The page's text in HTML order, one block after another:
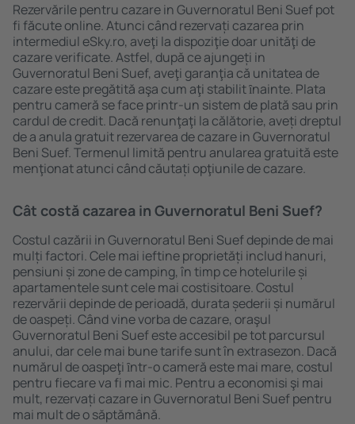
Rezervările pentru cazare in Guvernoratul Beni Suef pot
fi făcute online. Atunci când rezervați cazarea prin
intermediul eSky.ro, aveţi la dispoziţie doar unităţi de
cazare verificate. Astfel, după ce ajungeți in
Guvernoratul Beni Suef, aveţi garanţia că unitatea de
cazare este pregătită aşa cum aţi stabilit ȋnainte. Plata
pentru cameră se face printr-un sistem de plată sau prin
cardul de credit. Dacă renunţaţi la călătorie, aveți dreptul
de a anula gratuit rezervarea de cazare in Guvernoratul
Beni Suef. Termenul limită pentru anularea gratuită este
menţionat atunci când căutați opţiunile de cazare.
Cât costă cazarea in Guvernoratul Beni Suef?
Costul cazării in Guvernoratul Beni Suef depinde de mai
mulți factori. Cele mai ieftine proprietăți includ hanuri,
pensiuni și zone de camping, în timp ce hotelurile și
apartamentele sunt cele mai costisitoare. Costul
rezervării depinde de perioadă, durata șederii și numărul
de oaspeți. Când vine vorba de cazare, oraşul
Guvernoratul Beni Suef este accesibil pe tot parcursul
anului, dar cele mai bune tarife sunt în extrasezon. Dacă
numărul de oaspeţi ȋntr-o cameră este mai mare, costul
pentru fiecare va fi mai mic. Pentru a economisi şi mai
mult, rezervați cazare in Guvernoratul Beni Suef pentru
mai mult de o săptămână.